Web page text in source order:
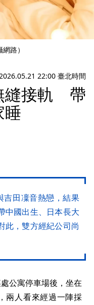
路）
22:00 臺北時間
縫接軌 帶
睡
吉田凜音熱戀，結果
中國出生、日本長大
此，雙方經紀公司尚
公寓停車場後，坐在
兩人看來經過一陣採